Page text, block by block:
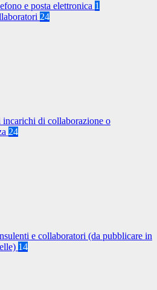
e posta elettronica 1
24
di collaborazione o
24
e collaboratori (da pubblicare in
14